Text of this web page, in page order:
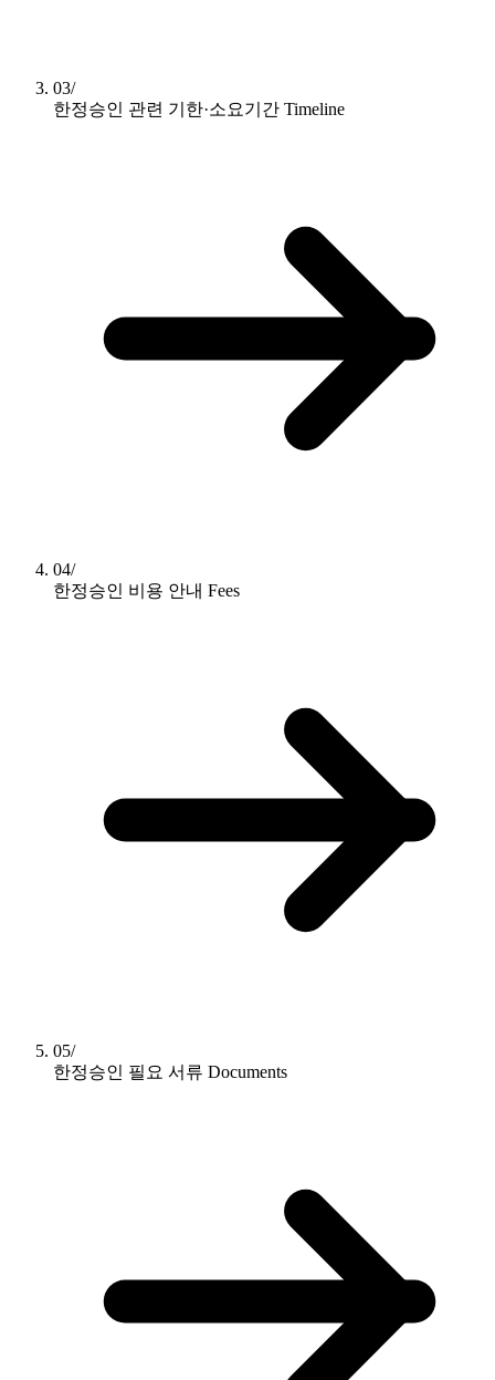
03/
한정승인 관련 기한·소요기간 Timeline
04/
한정승인 비용 안내 Fees
05/
한정승인 필요 서류 Documents